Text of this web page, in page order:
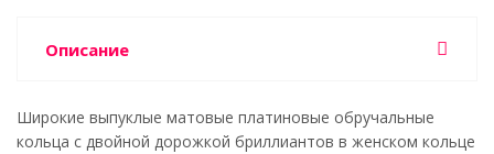
Описание
Широкие выпуклые матовые платиновые обручальные
кольца с двойной дорожкой бриллиантов в женском кольце